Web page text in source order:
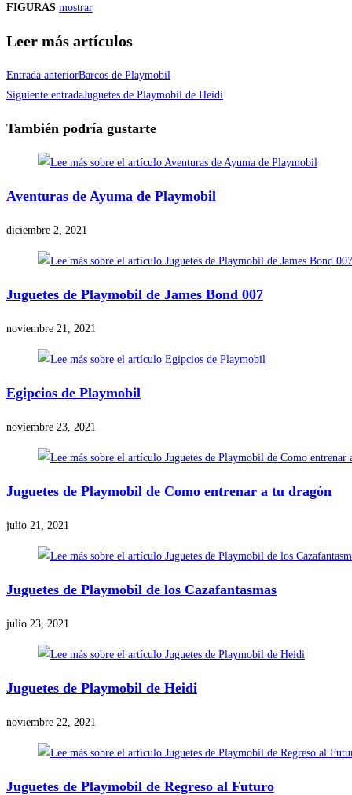
FIGURAS mostrar
Leer más artículos
Entrada anteriorBarcos de Playmobil
Siguiente entradaJuguetes de Playmobil de Heidi
También podría gustarte
Aventuras de Ayuma de Playmobil
diciembre 2, 2021
Juguetes de Playmobil de James Bond 007
noviembre 21, 2021
Egipcios de Playmobil
noviembre 23, 2021
Juguetes de Playmobil de Como entrenar a tu dragón
julio 21, 2021
Juguetes de Playmobil de los Cazafantasmas
julio 23, 2021
Juguetes de Playmobil de Heidi
noviembre 22, 2021
Juguetes de Playmobil de Regreso al Futuro